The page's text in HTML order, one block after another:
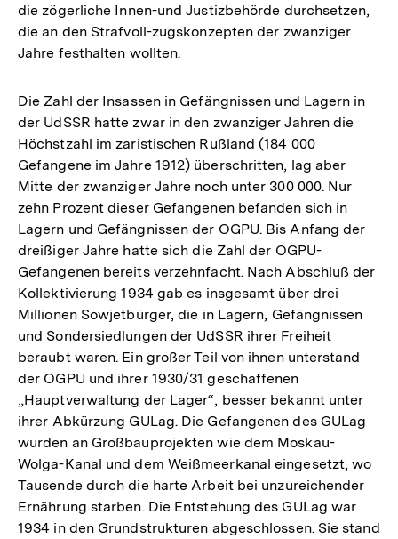
die zögerliche Innen-und Justizbehörde durchsetzen,
die an den Strafvoll-zugskonzepten der zwanziger
Jahre festhalten wollten.
Die Zahl der Insassen in Gefängnissen und Lagern in
der UdSSR hatte zwar in den zwanziger Jahren die
Höchstzahl im zaristischen Rußland (184 000
Gefangene im Jahre 1912) überschritten, lag aber
Mitte der zwanziger Jahre noch unter 300 000. Nur
zehn Prozent dieser Gefangenen befanden sich in
Lagern und Gefängnissen der OGPU. Bis Anfang der
dreißiger Jahre hatte sich die Zahl der OGPU-
Gefangenen bereits verzehnfacht. Nach Abschluß der
Kollektivierung 1934 gab es insgesamt über drei
Millionen Sowjetbürger, die in Lagern, Gefängnissen
und Sondersiedlungen der UdSSR ihrer Freiheit
beraubt waren. Ein großer Teil von ihnen unterstand
der OGPU und ihrer 1930/31 geschaffenen
„Hauptverwaltung der Lager“, besser bekannt unter
ihrer Abkürzung GULag. Die Gefangenen des GULag
wurden an Großbauprojekten wie dem Moskau-
Wolga-Kanal und dem Weißmeerkanal eingesetzt, wo
Tausende durch die harte Arbeit bei unzureichender
Ernährung starben. Die Entstehung des GULag war
1934 in den Grundstrukturen abgeschlossen. Sie stand